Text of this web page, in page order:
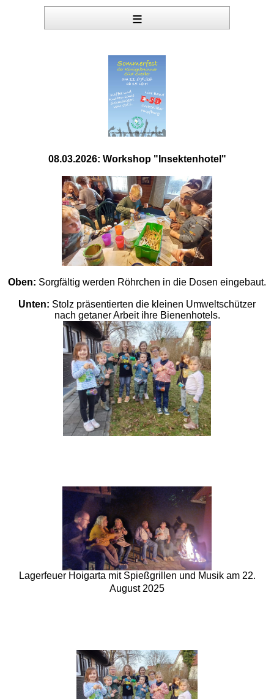
≡
08.03.2026: Workshop "Insektenhotel"
Oben: Sorgfältig werden Röhrchen in die Dosen eingebaut.
Unten: Stolz präsentierten die kleinen Umweltschützer
nach getaner Arbeit ihre Bienenhotels.
Lagerfeuer Hoigarta mit Spießgrillen und Musik am 22.
August 2025